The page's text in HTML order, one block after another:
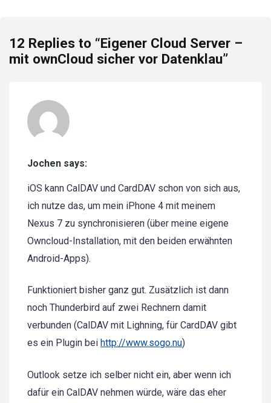
12 Replies to “Eigener Cloud Server –
mit ownCloud sicher vor Datenklau”
Jochen says:
iOS kann CalDAV und CardDAV schon von sich aus,
ich nutze das, um mein iPhone 4 mit meinem
Nexus 7 zu synchronisieren (über meine eigene
Owncloud-Installation, mit den beiden erwähnten
Android-Apps).
Funktioniert bisher ganz gut. Zusätzlich ist dann
noch Thunderbird auf zwei Rechnern damit
verbunden (CalDAV mit Lighning, für CardDAV gibt
es ein Plugin bei http://www.sogo.nu)
Outlook setze ich selber nicht ein, aber wenn ich
dafür ein CalDAV nehmen würde, wäre das eher